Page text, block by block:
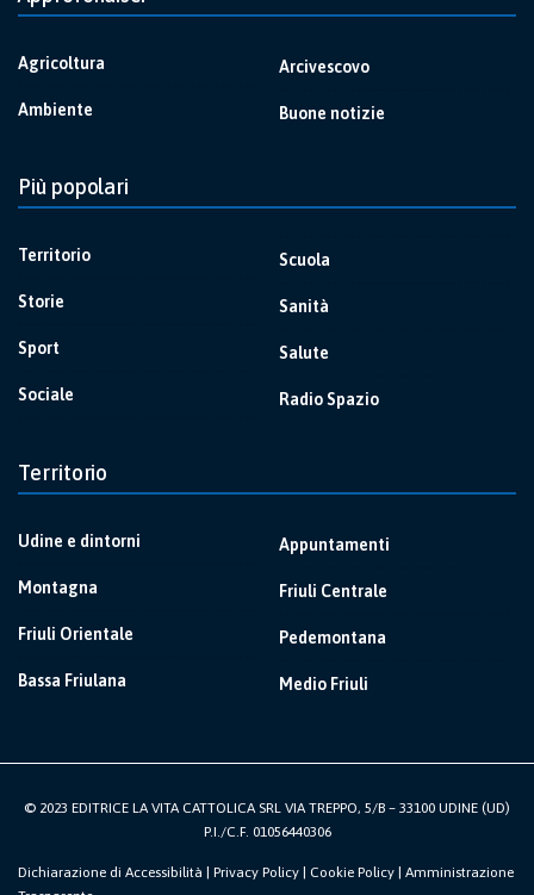
Agricoltura
Ambiente
Arcivescovo
Buone notizie
Più popolari
Territorio
Storie
Sport
Sociale
Scuola
Sanità
Salute
Radio Spazio
Territorio
Udine e dintorni
Montagna
Friuli Orientale
Bassa Friulana
Appuntamenti
Friuli Centrale
Pedemontana
Medio Friuli
© 2023 EDITRICE LA VITA CATTOLICA SRL VIA TREPPO, 5/B – 33100 UDINE (UD)
P.I./C.F. 01056440306
Dichiarazione di Accessibilità Privacy Policy Cookie Policy
Amministrazione